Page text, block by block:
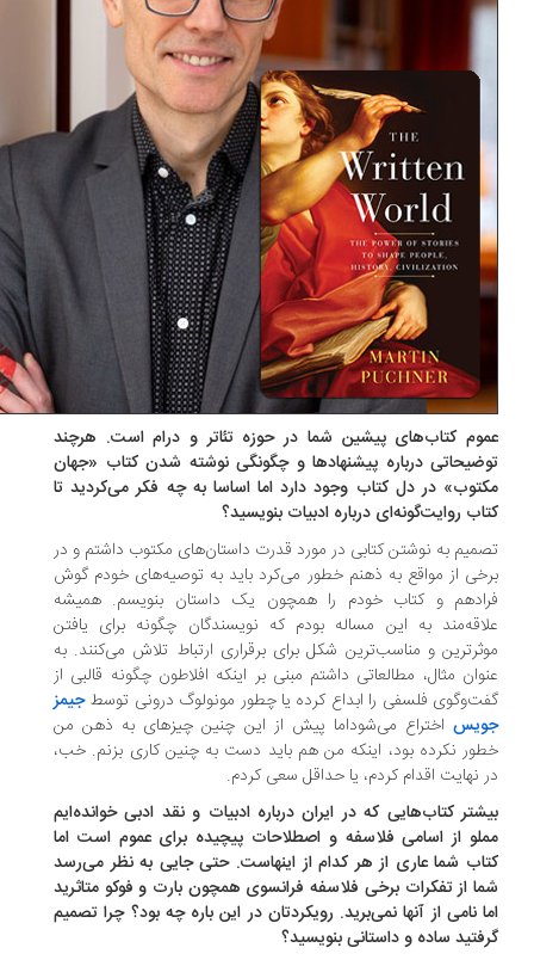
کتاب‌های پیشین شما در حوزه تئاتر و درام است. هرچند
درباره پیشنهادها و چگونگی نوشته شدن کتاب «جهان
در دل کتاب وجود دارد اما اساسا به چه فکر می‌کردید تا
روایت‌گونه‌ای درباره ادبیات بنویسید؟
به نوشتن کتابی در مورد قدرت داستان‌های مکتوب داشتم و در
از مواقع به ذهنم خطور می‌کرد باید به توصیه‌های خودم گوش
و کتاب خودم را همچون یک داستان بنویسم. همیشه
به این مساله بودم که نویسندگان چگونه برای یافتن
و مناسب‌ترین شکل برای برقراری ارتباط تلاش می‌کنند. به
مثال، مطالعاتی داشتم مبنی بر اینکه افلاطون چگونه قالبی از
فلسفی را ابداع کرده یا چطور مونولوگ درونی توسط جیمز
اختراع می‌شوداما پیش از این‌ چنین چیزهای به ذهن من
نکرده بود، اینکه من هم باید دست به چنین کاری بزنم. خب،
نهایت اقدام کردم، یا حداقل سعی کردم.
کتاب‌هایی که در ایران درباره ادبیات و نقد ادبی خوانده‌ایم
از اسامی فلاسفه و اصطلاحات پیچیده برای عموم است اما
شما عاری از هر کدام از اینهاست. حتی جایی به نظر می‌رسد
از تفکرات برخی فلاسفه فرانسوی همچون بارت و فوکو متاثرید
نامی از آنها نمی‌برید. رویکردتان در این باره چه بود؟ چرا تصمیم
ساده و داستانی بنویسید؟